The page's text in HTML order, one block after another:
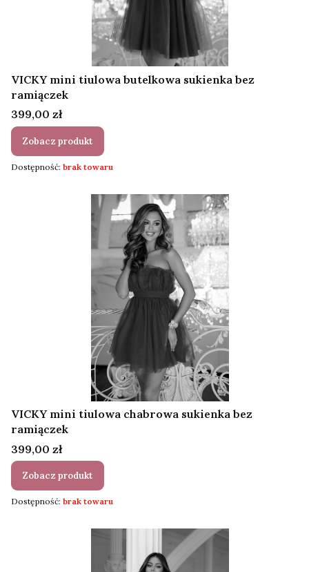
VICKY mini tiulowa butelkowa sukienka bez
ramiączek
Cena
399,00 zł
Zobacz produkt
Dostępność: brak towaru
VICKY mini tiulowa chabrowa sukienka bez
ramiączek
Cena
399,00 zł
Zobacz produkt
Dostępność: brak towaru